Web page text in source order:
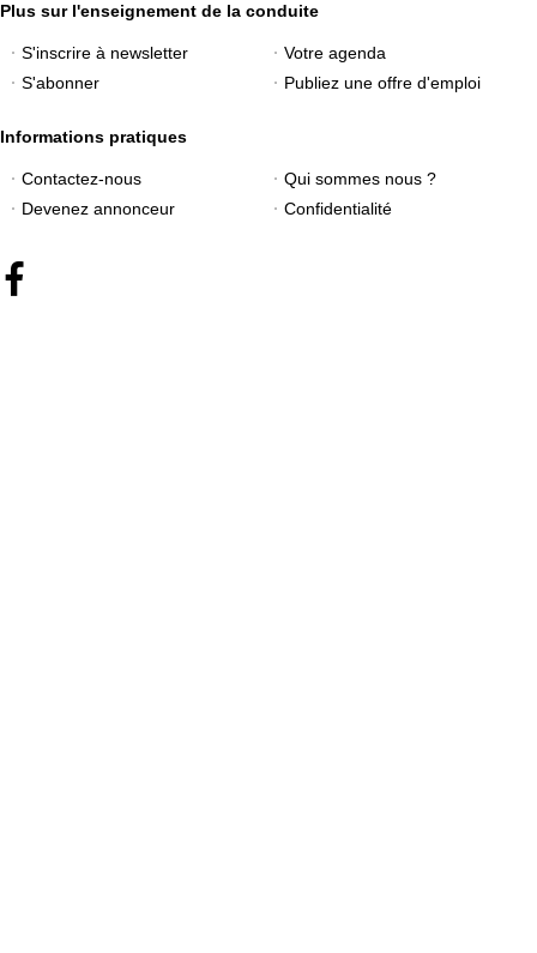
Plus sur l'enseignement de la conduite
S'inscrire à newsletter
Votre agenda
S'abonner
Publiez une offre d'emploi
Informations pratiques
Contactez-nous
Qui sommes nous ?
Devenez annonceur
Confidentialité